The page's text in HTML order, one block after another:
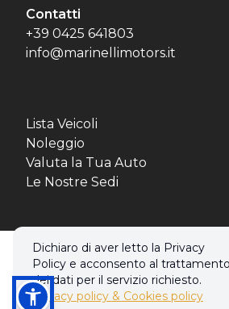
Contatti
+39 0425 641803
info@marinellimotors.it
Lista Veicoli
Noleggio
Valuta la Tua Auto
Le Nostre Sedi
Dichiaro di aver letto la Privacy
Policy e acconsento al trattamento
dei dati per il servizio richiesto.
Privacy policy & Cookies policy
© 2026 MBL MOTORS SRL. Tutti
Privacy policy & Cookies
Realizzato con